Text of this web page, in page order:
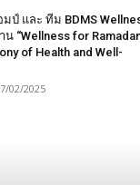
ป์ และ ทีม BDMS
น “Wellness for
of Health and Well-
02/2025